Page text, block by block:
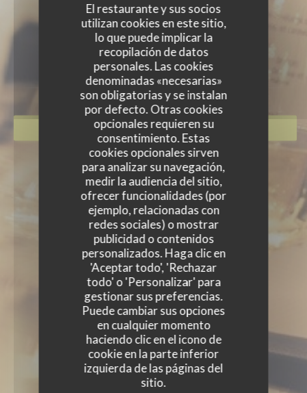
El restaurante y sus socios
utilizan cookies en este sitio,
lo que puede implicar la
recopilación de datos
personales. Las cookies
denominadas «necesarias»
son obligatorias y se instalan
por defecto. Otras cookies
opcionales requieren su
consentimiento. Estas
cookies opcionales sirven
para analizar su navegación,
medir la audiencia del sitio,
ofrecer funcionalidades (por
ejemplo, relacionadas con
redes sociales) o mostrar
publicidad o contenidos
personalizados. Haga clic en
'Aceptar todo', 'Rechazar
todo' o 'Personalizar' para
gestionar sus preferencias.
Puede cambiar sus opciones
en cualquier momento
haciendo clic en el icono de
cookie en la parte inferior
izquierda de las páginas del
sitio.
EVENTOS
RESERVAR UNA MESA